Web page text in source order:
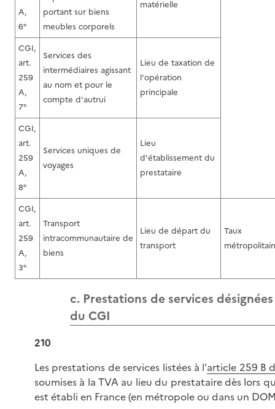
A,
6°
portant sur biens
meubles corporels
matérielle
CGI,
art.
259
A,
7°
Services des
intermédiaires agissant
au nom et pour le
compte d'autrui
Lieu de taxation de
l'opération
principale
CGI,
art.
259
A,
8°
Services uniques de
voyages
Lieu
d'établissement du
prestataire
CGI,
art.
259
A,
3°
Transport
intracommunautaire de
biens
Lieu de départ du
transport
Taux
c. Prestations de services
du CGI
210
Les prestations de services listées à l'article 259 B
soumises à la TVA au lieu du prestataire dès lors
est établi en France (en métropole ou dans un